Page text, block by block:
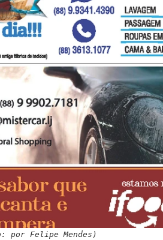
por Felipe Mendes)